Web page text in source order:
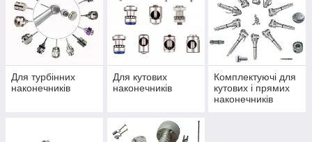
підшипниками із захисними шайбами.
За бажанням замовника можливе встановлення підшипників,
зі сталевими
кульками або з керамічними.
Крім високої якості та вигідних цін на роторні групи
ми забезпечуємо безплатний
Для турбінних
наконечників
Для кутових
наконечників
Комплектуючі для
кутових і прямих
наконечників